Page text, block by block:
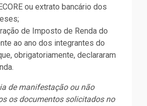
ou extrato bancário dos
de Imposto de Renda do
ao ano dos integrantes do
obrigatoriamente, declararam
de manifestação ou não
os documentos solicitados no